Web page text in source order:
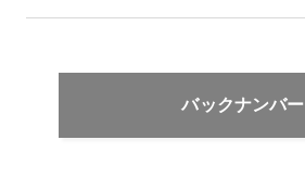
バックナンバー